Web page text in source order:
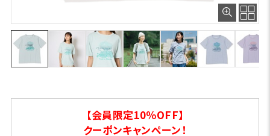
【会員限定10％OFF】
クーポンキャンペーン！